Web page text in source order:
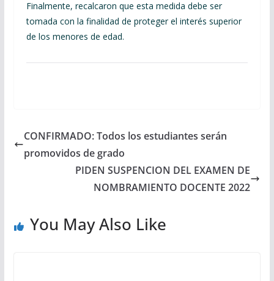
Finalmente, recalcaron que esta medida debe ser
tomada con la finalidad de proteger el interés superior
de los menores de edad.
CONFIRMADO: Todos los estudiantes serán
promovidos de grado
PIDEN SUSPENCION DEL EXAMEN DE
NOMBRAMIENTO DOCENTE 2022
You May Also Like